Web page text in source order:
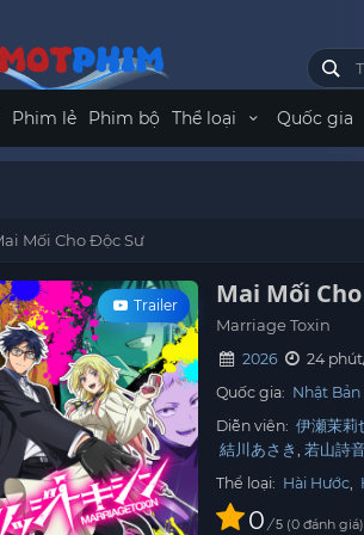
Phim lẻ Phim bộ Thể loại Quốc gia
Mối Cho Độc Sư
Trailer Mai Mối
Marriage Toxin
2026
24
Quốc gia: Nhật Bản
Diễn viên: 伊瀬茉莉
結川あさき 若山詩
Thể loại: Hài Hước,
0 / 5 0 đánh giá